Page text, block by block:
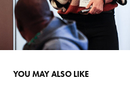
YOU MAY ALSO LIKE